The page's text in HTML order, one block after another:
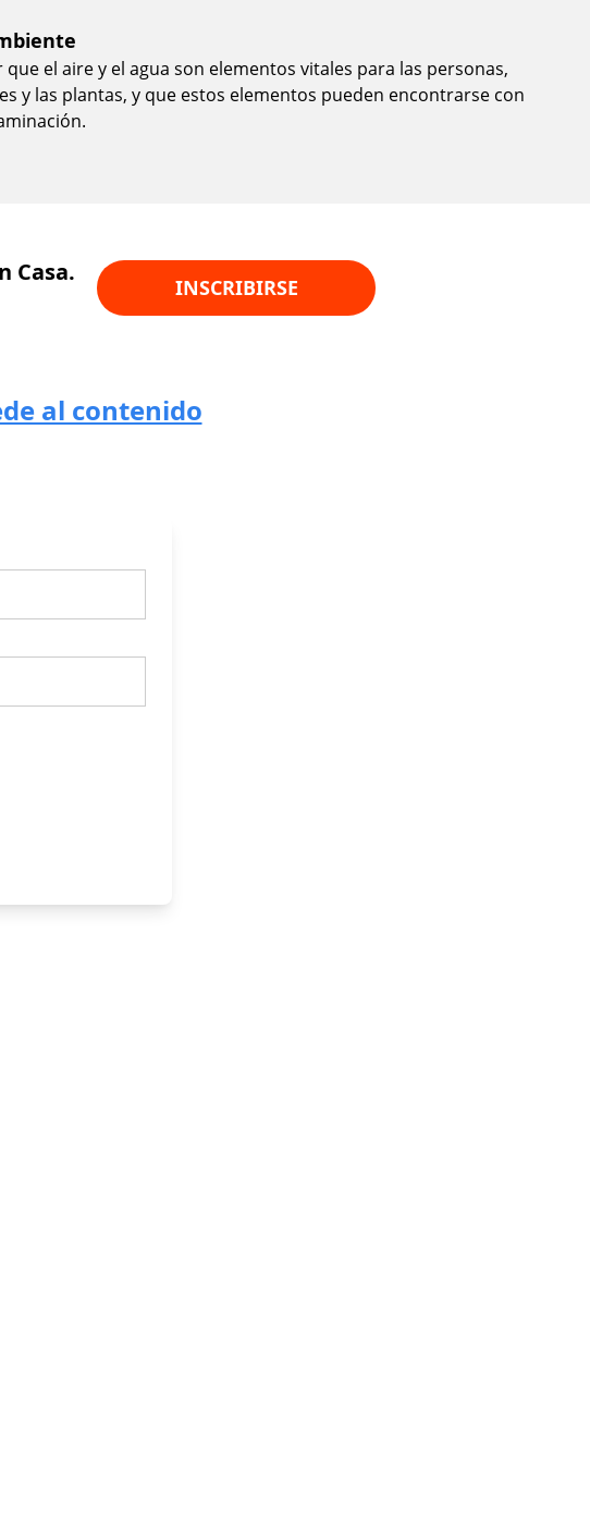
que el aire y el agua son elementos vitales para las personas,
y las plantas, y que estos elementos pueden encontrarse con
Casa.
INSCRIBIRSE
al contenido